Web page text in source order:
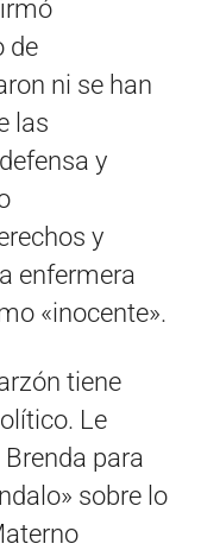
de
ni se han
las
y
y
enfermera
«inocente».
tiene
Le
para
sobre lo